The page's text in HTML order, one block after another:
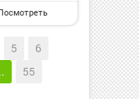
5
6
55